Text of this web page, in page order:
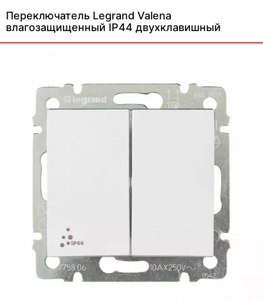
Переключатель Legrand Valena
влагозащищенный IP44 двухклавишный